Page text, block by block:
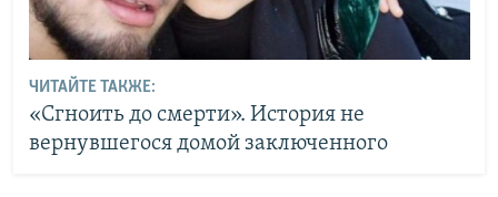
ЧИТАЙТЕ ТАКЖЕ:
«Сгноить до смерти». История не
вернувшегося домой заключенного